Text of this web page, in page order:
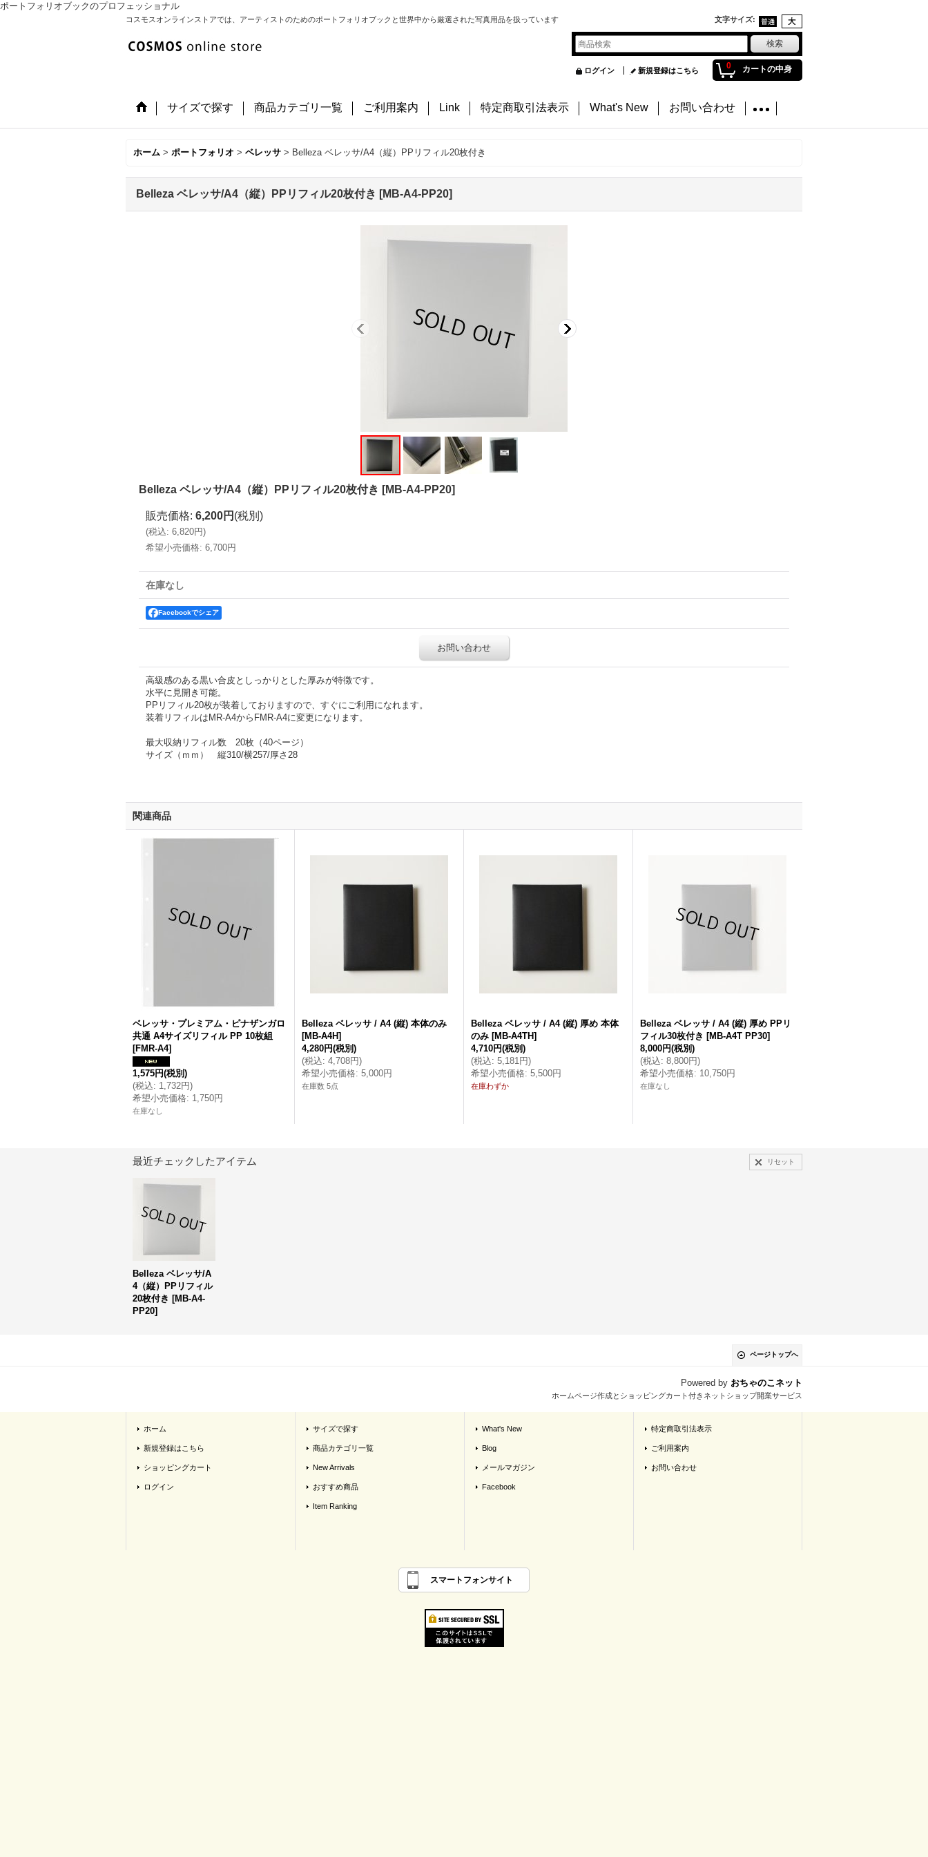
ポートフォリオブックのプロフェッショナル
コスモスオンラインストアでは、アーティストのためのポートフォリオブックと世界中から厳選された写真用品を扱っています 文字サイズ:
0 カートの中身
ログイン 新規登録はこちら
サイズで探す 商品カテゴリ一覧 ご利用案内 Link 特定商取引法表示 What's New お問い合わせ
ホーム > ポートフォリオ > ベレッサ > Belleza ベレッサ/A4（縦）PPリフィル20枚付き
Belleza ベレッサ/A4（縦）PPリフィル20枚付き [MB-A4-PP20]
Belleza ベレッサ/A4（縦）PPリフィル20枚付き [MB-A4-PP20]
販売価格: 6,200円 (税別)
(税込: 6,820円)
希望小売価格: 6,700円
在庫なし
Facebookでシェア
お問い合わせ
高級感のある黒い合皮としっかりとした厚みが特徴です。
水平に見開き可能。
PPリフィル20枚が装着しておりますので、すぐにご利用になれます。
装着リフィルはMR-A4からFMR-A4に変更になります。
最大収納リフィル数 20枚（40ページ）
サイズ（ｍｍ） 縦310/横257/厚さ28
関連商品
ベレッサ・プレミアム・ピナザンガロ
共通 A4サイズリフィル PP 10枚組
[FMR-A4]
1,575円(税別)
(税込: 1,732円)
希望小売価格: 1,750円
在庫なし
Belleza ベレッサ / A4 (縦) 本体のみ
[MB-A4H]
4,280円(税別)
(税込: 4,708円)
希望小売価格: 5,000円
在庫数 5点
Belleza ベレッサ / A4 (縦) 厚め 本体
のみ [MB-A4TH]
4,710円(税別)
(税込: 5,181円)
希望小売価格: 5,500円
在庫わずか
Belleza ベレッサ / A4 (縦) 厚め PPリ
フィル30枚付き [MB-A4T PP30]
8,000円(税別)
(税込: 8,800円)
希望小売価格: 10,750円
在庫なし
最近チェックしたアイテム リセット
Belleza ベレッサ/A
4（縦）PPリフィル
20枚付き [MB-A4-
PP20]
ページトップへ
Powered by おちゃのこネット
ホームページ作成とショッピングカート付きネットショップ開業サービス
ホーム
新規登録はこちら
ショッピングカート
ログイン
サイズで探す
商品カテゴリ一覧
New Arrivals
おすすめ商品
Item Ranking
What's New
Blog
メールマガジン
Facebook
特定商取引法表示
ご利用案内
お問い合わせ
スマートフォンサイト